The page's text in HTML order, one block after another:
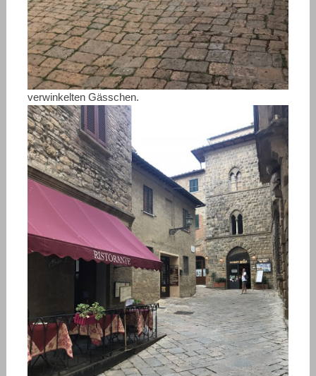
verwinkelten Gässchen.